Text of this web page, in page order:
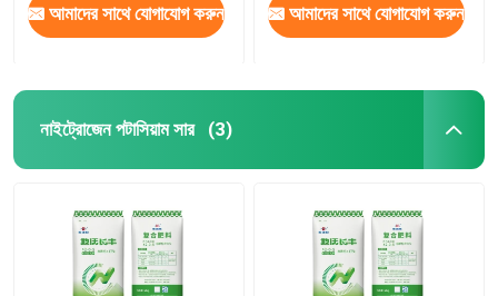
আমাদের সাথে যোগাযোগ করুন আমাদের সাথে যোগাযোগ করুন
নাইট্রোজেন পটাসিয়াম সার (3)